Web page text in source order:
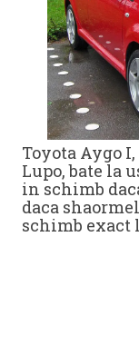
Toyota Aygo
Lupo, bate la
in schimb
daca
schimb